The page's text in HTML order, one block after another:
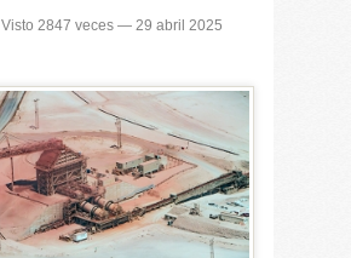
Visto 2847 veces — 29 abril 2025